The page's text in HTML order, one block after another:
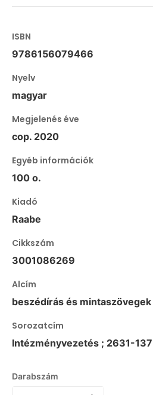
ISBN
9786156079466
Nyelv
magyar
Megjelenés éve
cop. 2020
Egyéb információk
100 o.
Kiadó
Raabe
Cikkszám
3001086269
Alcím
beszédírás és
Sorozatcím
Intézményvezetés ; 2631-
Darabszám